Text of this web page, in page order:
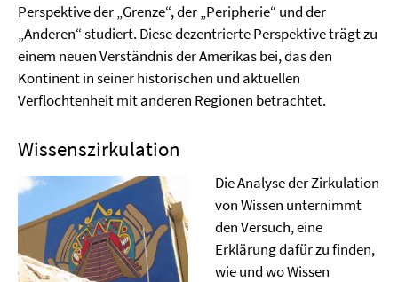
Perspektive der „Grenze“, der „Peripherie“ und der
„Anderen“ studiert. Diese dezentrierte Perspektive trägt zu
einem neuen Verständnis der Amerikas bei, das den
Kontinent in seiner historischen und aktuellen
Verflochtenheit mit anderen Regionen betrachtet.
Wissenszirkulation
Die Analyse der Zirkulation
von Wissen unternimmt
den Versuch, eine
Erklärung dafür zu finden,
wie und wo Wissen